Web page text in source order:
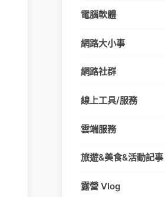
電腦軟體
網路大小事
網路社群
線上工具/服務
雲端服務
旅遊&美食&活動記事
露營 Vlog